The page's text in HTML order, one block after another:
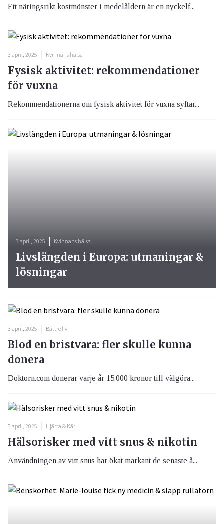
Ett näringsrikt kostmönster i medelåldern är en nyckelf...
3 april, 2025 Kvinnans hälsa
Fysisk aktivitet: rekommendationer
för vuxna
Rekommendationerna om fysisk aktivitet för vuxna syftar...
3 april, 2025 Bättre liv
Blod en bristvara: fler skulle kunna
donera
Doktorn.com donerar varje år 15.000 kronor till välgöra...
3 april, 2025 Hjärta & Kärl
Hälsorisker med vitt snus & nikotin
Användningen av vitt snus har ökat markant de senaste å...
3 april, 2025 Kvinnans hälsa
Livslängden i Europa: utmaningar &
lösningar